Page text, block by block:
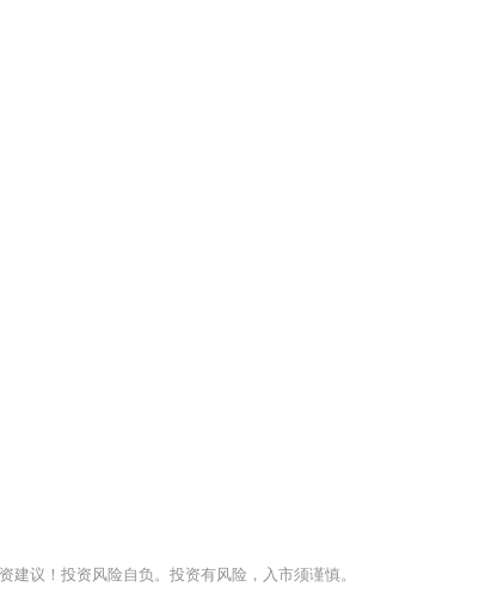
建议！投资风险自负。投资有风险，入市须谨慎。